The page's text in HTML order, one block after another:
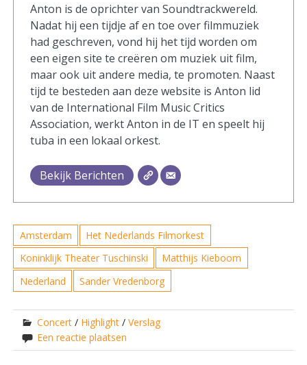
Anton is de oprichter van Soundtrackwereld.
Nadat hij een tijdje af en toe over filmmuziek
had geschreven, vond hij het tijd worden om
een eigen site te creëren om muziek uit film,
maar ook uit andere media, te promoten. Naast
tijd te besteden aan deze website is Anton lid
van de International Film Music Critics
Association, werkt Anton in de IT en speelt hij
tuba in een lokaal orkest.
Bekijk Berichten
Amsterdam
Het Nederlands Filmorkest
Koninklijk Theater Tuschinski
Matthijs Kieboom
Nederland
Sander Vredenborg
Concert / Highlight /Verslag
Een reactie plaatsen